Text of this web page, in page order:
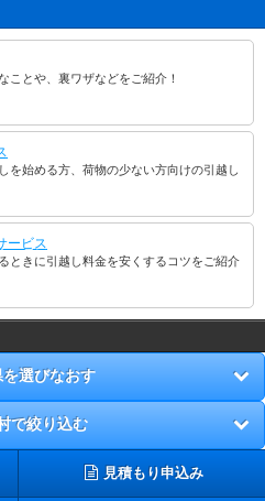
ことや、裏ワザなどをご紹介！
を始める方、荷物の少ない方向けの引越し
ービス
ときに引越し料金を安くするコツをご紹介
選びなおす
で絞り込む
見積もり申込み